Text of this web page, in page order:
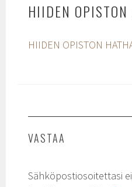
HIIDEN OPISTON
HIIDEN OPISTON
VASTAA
Sähköpostiosoitettasi